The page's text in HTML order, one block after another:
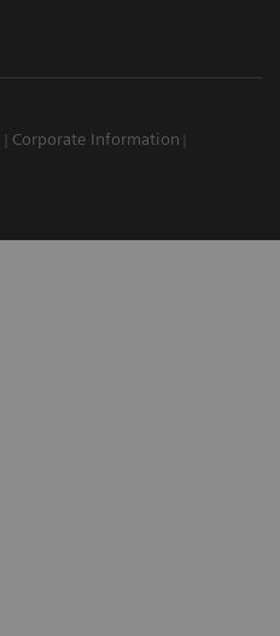
Corporate Information